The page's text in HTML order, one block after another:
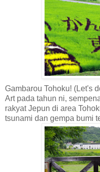
Gambarou Tohoku! (Let's
Art pada tahun ni,
rakyat Jepun di area
tsunami dan gempa bumi